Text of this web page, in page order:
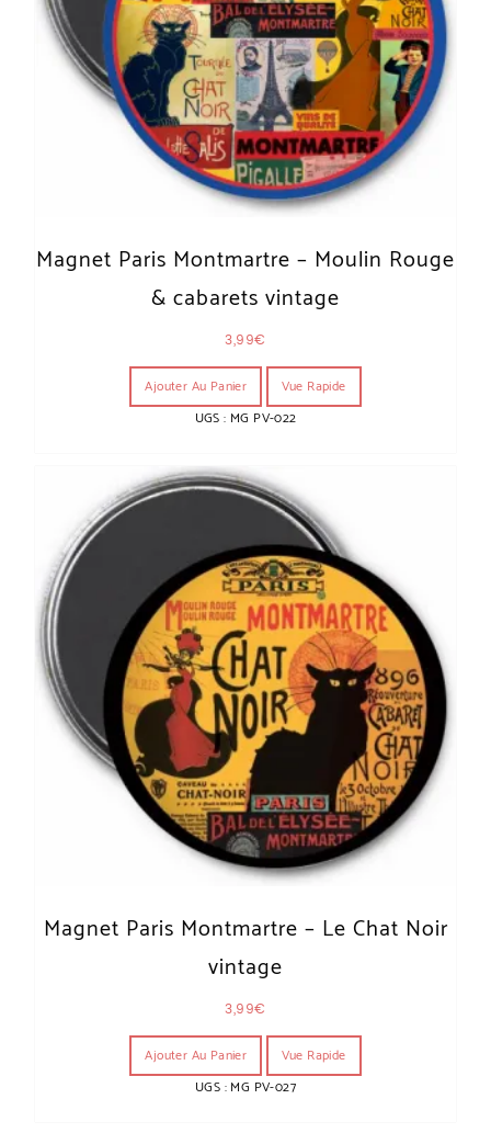
Magnet Paris Montmartre – Moulin Rouge
& cabarets vintage
3,99€
Ajouter Au Panier
Vue Rapide
UGS : MG PV-022
Magnet Paris Montmartre – Le Chat Noir
vintage
3,99€
Ajouter Au Panier
Vue Rapide
UGS : MG PV-027